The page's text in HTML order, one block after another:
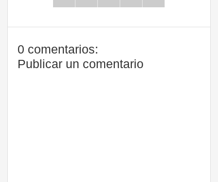
0 comentarios:
Publicar un comentario